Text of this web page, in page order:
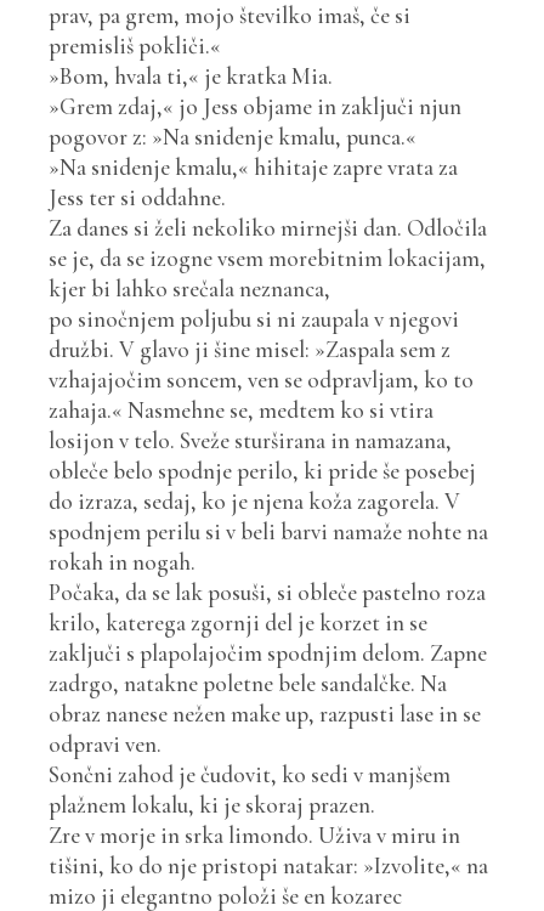
prav, pa grem, mojo številko imaš, če si
premisliš pokliči.«
»Bom, hvala ti,« je kratka Mia.
»Grem zdaj,« jo Jess objame in zaključi njun
pogovor z: »Na snidenje kmalu, punca.«
»Na snidenje kmalu,« hihitaje zapre vrata za
Jess ter si oddahne.
Za danes si želi nekoliko mirnejši dan. Odločila
se je, da se izogne vsem morebitnim lokacijam,
kjer bi lahko srečala neznanca,
po sinočnjem poljubu si ni zaupala v njegovi
družbi. V glavo ji šine misel: »Zaspala sem z
vzhajajočim soncem, ven se odpravljam, ko to
zahaja.« Nasmehne se, medtem ko si vtira
losijon v telo. Sveže sturširana in namazana,
obleče belo spodnje perilo, ki pride še posebej
do izraza, sedaj, ko je njena koža zagorela. V
spodnjem perilu si v beli barvi namaže nohte na
rokah in nogah.
Počaka, da se lak posuši, si obleče pastelno roza
krilo, katerega zgornji del je korzet in se
zaključi s plapolajočim spodnjim delom. Zapne
zadrgo, natakne poletne bele sandalčke. Na
obraz nanese nežen make up, razpusti lase in se
odpravi ven.
Sončni zahod je čudovit, ko sedi v manjšem
plažnem lokalu, ki je skoraj prazen.
Zre v morje in srka limondo. Uživa v miru in
tišini, ko do nje pristopi natakar: »Izvolite,« na
mizo ji elegantno položi še en kozarec